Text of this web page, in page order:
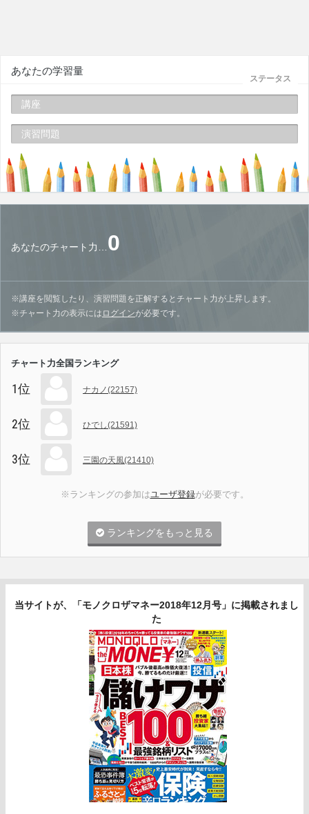
ステータス
あなたの学習量
講座
演習問題
あなたのチャート力…0
※講座を閲覧したり、演習問題を正解するとチャート力が上昇します。
※チャート力の表示には ログインが必要です。
チャート力全国ランキング
1位 ナカノ(22157)
2位 ひでし(21591)
3位 三園の天風(21410)
※ランキングの参加はユーザ登録が必要です。
ランキングをもっと見る
当サイトが、「モノクロザマネー2018年12月号」に掲載されまし
た